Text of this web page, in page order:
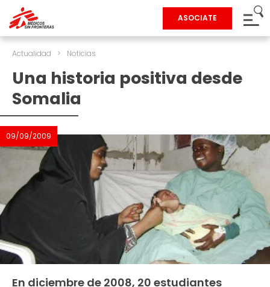
ASOCIATE
Actualidad > Noticias
Una historia positiva desde
Somalia
09/09/2009
En diciembre de 2008, 20 estudiantes